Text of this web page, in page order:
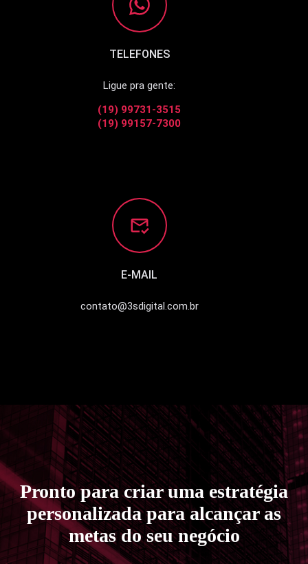
TELEFONES
Ligue pra gente:
(19) 99731-3515
(19) 99157-7300
E-MAIL
contato@3sdigital.com.br
Pronto para criar uma estratégia
personalizada para alcançar as
metas do seu negócio